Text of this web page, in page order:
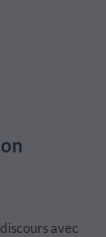
avec